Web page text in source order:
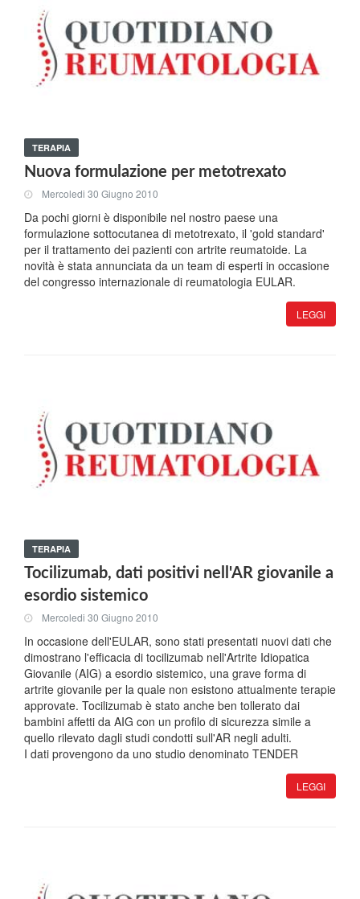
TERAPIA
Nuova formulazione per metotrexato
Mercoledi 30 Giugno 2010
Da pochi giorni è disponibile nel nostro paese una
formulazione sottocutanea di metotrexato, il 'gold standard'
per il trattamento dei pazienti con artrite reumatoide. La
novità è stata annunciata da un team di esperti in occasione
del congresso internazionale di reumatologia EULAR.
LEGGI
TERAPIA
Tocilizumab, dati positivi nell'AR giovanile a
esordio sistemico
Mercoledi 30 Giugno 2010
In occasione dell'EULAR, sono stati presentati nuovi dati che
dimostrano l'efficacia di tocilizumab nell'Artrite Idiopatica
Giovanile (AIG) a esordio sistemico, una grave forma di
artrite giovanile per la quale non esistono attualmente terapie
approvate. Tocilizumab è stato anche ben tollerato dai
bambini affetti da AIG con un profilo di sicurezza simile a
quello rilevato dagli studi condotti sull'AR negli adulti.
I dati provengono da uno studio denominato TENDER
LEGGI